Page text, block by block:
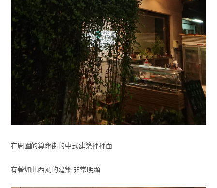
在周圍的算命街的中式建築裡裡面
有著如此西風的建築 非常明顯